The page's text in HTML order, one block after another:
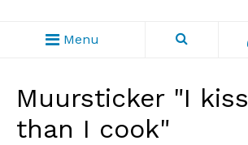
Menu
Muursticker "I
than I cook"